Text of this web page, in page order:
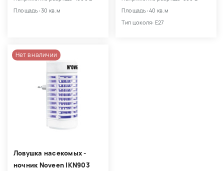
Площадь: 30 кв.м
Площадь: 40 кв.м
Тип цоколя: E27
Нет в наличии
Ловушка насекомых -
ночник Noveen IKN903